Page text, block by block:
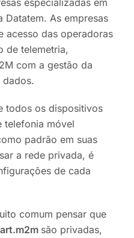
Datatem. As empresas
acesso das operadoras
de telemetria,
com a gestão da
dados.
todos os dispositivos
telefonia móvel
padrão em suas
a rede privada, é
de cada
comum pensar que
são privadas,